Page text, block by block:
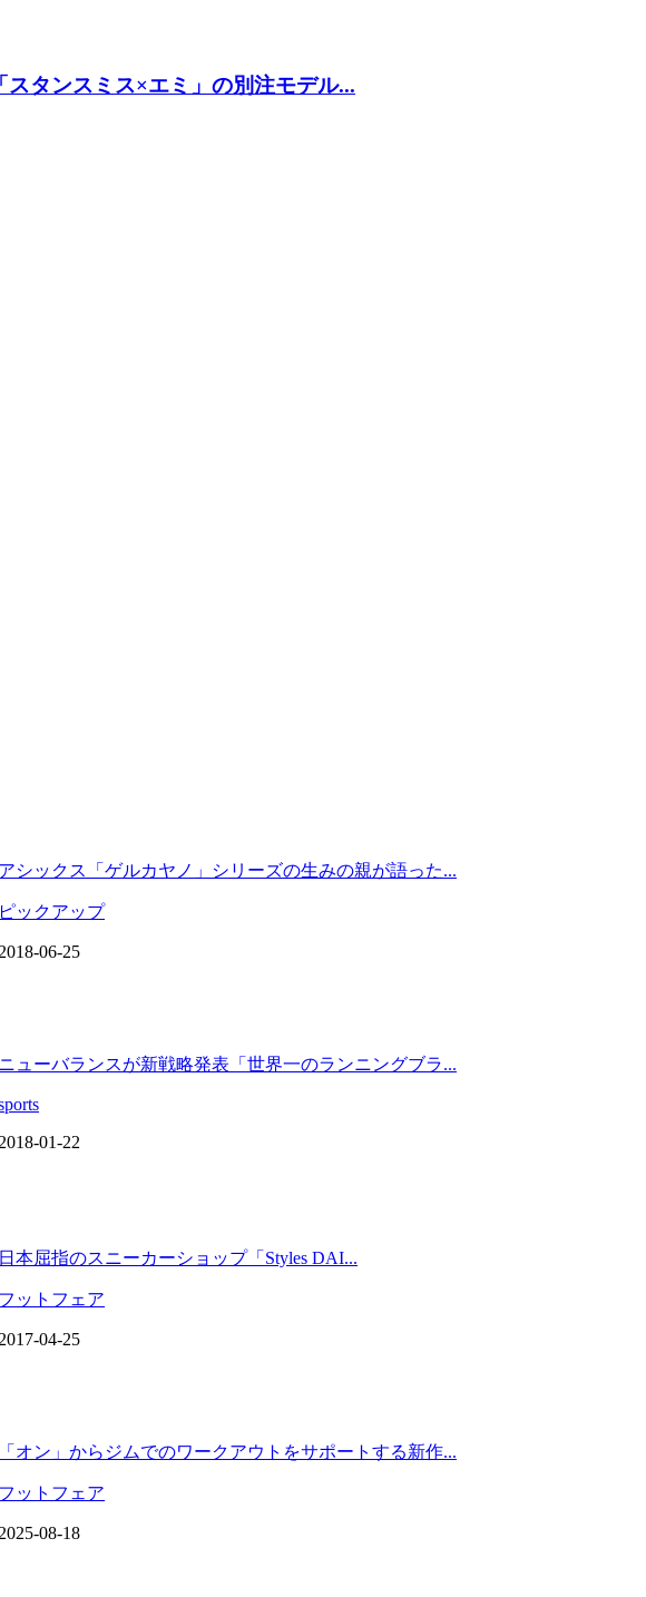
スタンスミス×エミ」の別注モデル...
アシックス「ゲルカヤノ」シリーズの生みの親が語った...
ピックアップ
2018-06-25
ニューバランスが新戦略発表「世界一のランニングブラ...
2018-01-22
日本屈指のスニーカーショップ「Styles DAI...
フットフェア
2017-04-25
「オン」からジムでのワークアウトをサポートする新作...
フットフェア
2025-08-18